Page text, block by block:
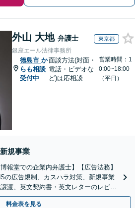
外山 大地 弁護士 東京都
銀座エール法律事務所
徳島市 か
らも相談
受付中
面談方法(対面・
電話・ビデオな
ど)は応相談
営業時間：1
0:00~18:00
（平日）
規事業
報堂での企業内弁護士】【広告法務】
の広告規制、カスハラ対策、新規事業
渡、英文契約書・英文レターのレビュ
料金表を見る